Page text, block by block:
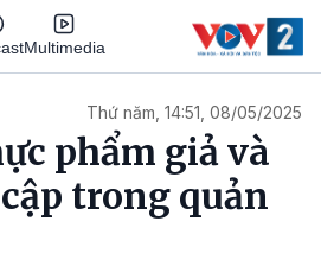
Multimedia
Thứ năm, 14:51, 08/05/2025
phẩm giả và
trong quản